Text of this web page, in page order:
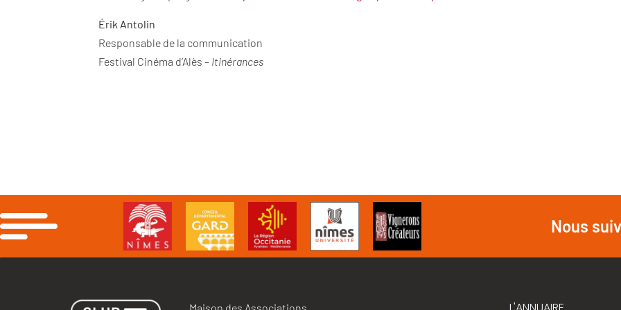
Érik Antolin
Responsable de la communication
Festival Cinéma d’Alès – Itinérances
Nous